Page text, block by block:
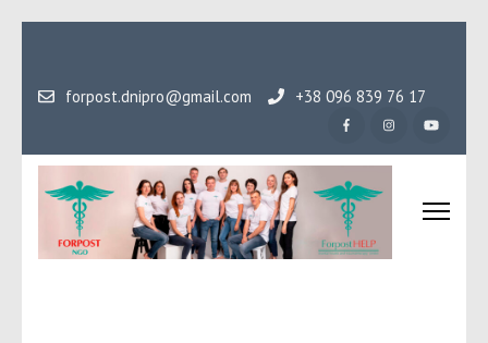
вмісту
Enter)
forpost.dnipro@gmail.com +38 096 839 76 17